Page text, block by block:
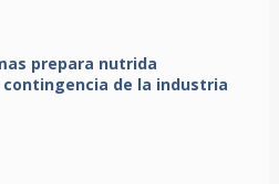
prepara nutrida
de la industria